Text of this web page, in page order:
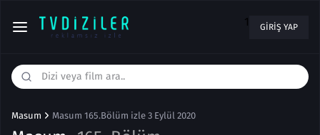
1 GIRIŞ YAP
Masum Masum 165.Bölüm izle 3 Eylül 2020